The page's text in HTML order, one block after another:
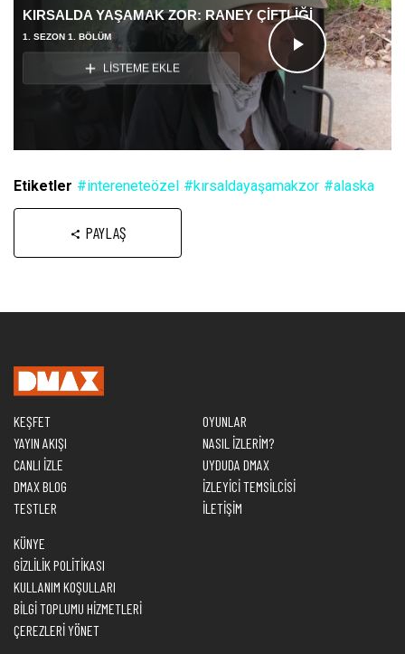
Videoyu
Oynat
KIRSALDA YAŞAMAK ZOR: RANEY ÇİFTLİĞİ
1. SEZON 1. BÖLÜM
LİSTEME EKLE
Etiketler #intereneteözel #kırsaldayaşamakzor #alaska
PAYLAŞ
KEŞFET
YAYIN AKIŞI
CANLI İZLE
DMAX BLOG
TESTLER
OYUNLAR
NASIL İZLERİM?
UYDUDA DMAX
İZLEYİCİ TEMSİLCİSİ
İLETİŞİM
KÜNYE
GİZLİLİK POLİTİKASI
KULLANIM KOŞULLARI
BİLGİ TOPLUMU HİZMETLERİ
ÇEREZLERİ YÖNET